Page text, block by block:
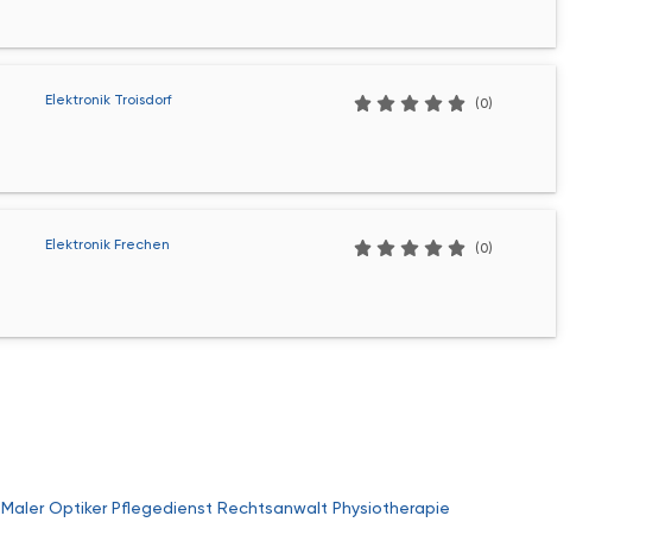
Elektronik Troisdorf (0)
Elektronik Frechen (0)
Maler Optiker Pflegedienst Rechtsanwalt Physiotherapie